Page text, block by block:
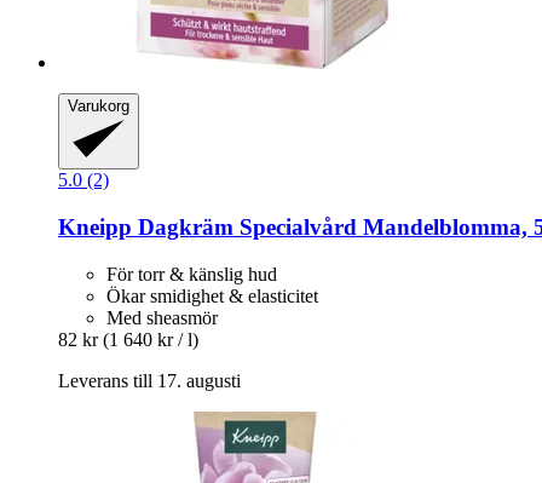
Varukorg
5.0 (2)
Kneipp Dagkräm Specialvård Mandelblomma,
För torr & känslig hud
Ökar smidighet & elasticitet
Med sheasmör
82 kr (1 640 kr / l)
Leverans till 17. augusti